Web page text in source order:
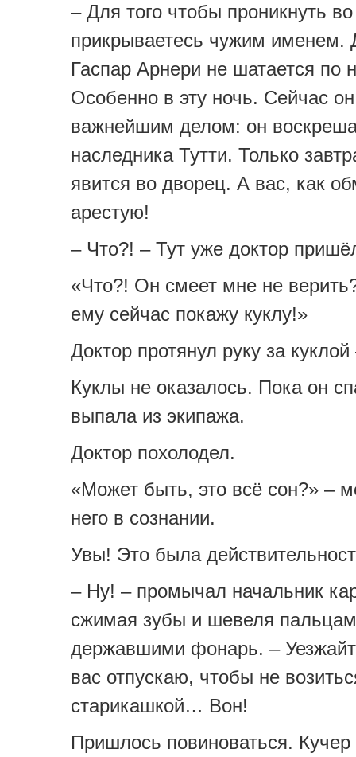
– Для того чтобы проникнуть
прикрываетесь чужим именем.
Гаспар Арнери не шатается по
Особенно в эту ночь. Сейчас
важнейшим делом: он
наследника Тутти. Только
явится во дворец. А вас, как
арестую!
– Что?! – Тут уже доктор
«Что?! Он смеет мне не
ему сейчас покажу куклу!»
Доктор протянул руку за
Куклы не оказалось. Пока он
выпала из экипажа.
Доктор похолодел.
«Может быть, это всё сон?» –
него в сознании.
Увы! Это была
– Ну! – промычал начальник
сжимая зубы и шевеля
державшими фонарь. –
вас отпускаю, чтобы не
старикашкой… Вон!
Пришлось повиноваться. Кучер